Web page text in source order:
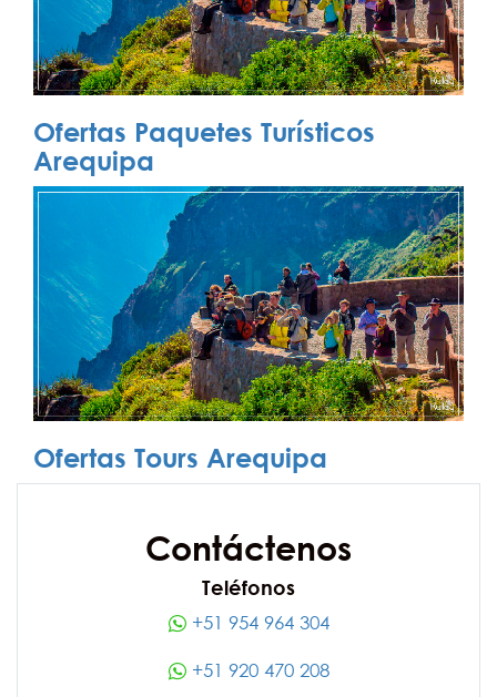
Ofertas Paquetes Turísticos
Arequipa
Ofertas Tours Arequipa
Contáctenos
Teléfonos
+51 954 964 304
+51 920 470 208